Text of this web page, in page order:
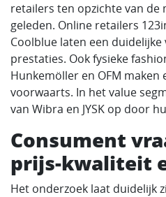
retailers ten opzichte van de
geleden. Online retailers
Coolblue laten een
prestaties. Ook fysieke
Hunkemöller en OFM
voorwaarts. In het value
van Wibra en JYSK op door
Consument
prijs-kwaliteit
Het onderzoek laat duidelijk